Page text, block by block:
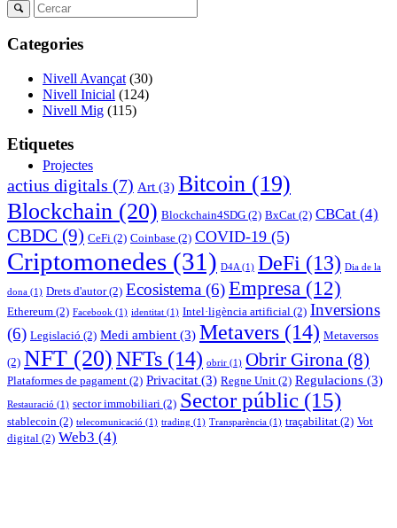
Projectes
Categories
Nivell Avançat (30)
Nivell Inicial (124)
Nivell Mig (115)
Etiquetes
actius digitals (7) Art (3) Bitcoin (19)
Blockchain (20) Blockchain4SDG (2) BxCat (2) CBCat (4)
CBDC (9) CeFi (2) Coinbase (2) COVID-19 (5)
Criptomonedes (31) D4A (1) DeFi (13) Dia de la
dona (1) Drets d'autor(2) Ecosistema (6)Empresa (12)
Ethereum (2) Facebook (1) identitat (1) Intel·ligència artificial (2) Inversions
(6) Legislació (2) Medi ambient (3) Metavers (14) Metaversos
(2) NFT (20)NFTs (14) obrir (1) Obrir Girona (8)
Plataformes de pagament (2) Privacitat (3) Regne Unit (2) Regulacions (3)
Restauració (1) sector immobiliari (2) Sector públic (15)
stablecoin (2) telecomunicació (1) trading (1) Transparència (1) traçabilitat (2) Vot
digital (2) Web3 (4)